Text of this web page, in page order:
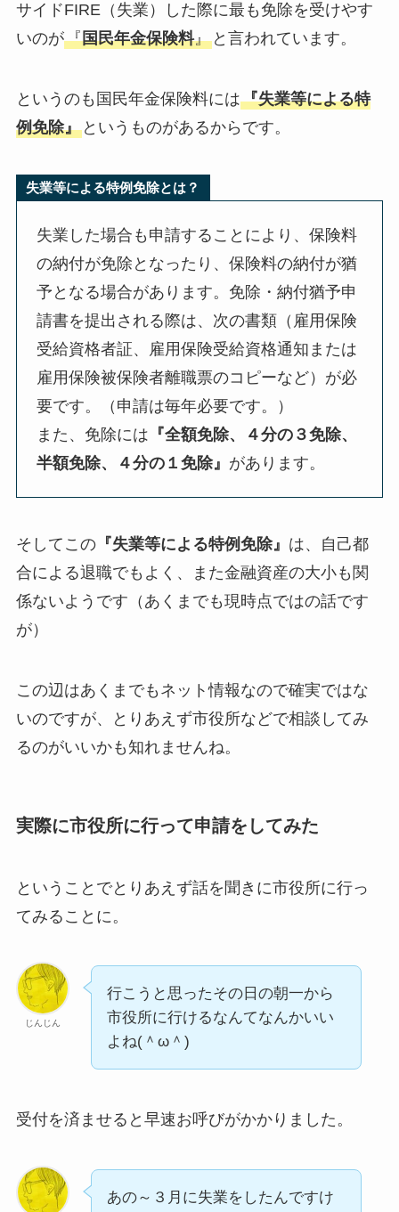
サイドFIRE（失業）した際に最も免除を受けやす
いのが『国民年金保険料』と言われています。
というのも国民年金保険料には『失業等による特
例免除』というものがあるからです。
失業等による特例免除とは？
失業した場合も申請することにより、保険料
の納付が免除となったり、保険料の納付が猶
予となる場合があります。免除・納付猶予申
請書を提出される際は、次の書類（雇用保険
受給資格者証、雇用保険受給資格通知または
雇用保険被保険者離職票のコピーなど）が必
要です。（申請は毎年必要です。）
また、免除には 『全額免除、４分の３免除、
半額免除、４分の１免除』 があります。
そしてこの『失業等による特例免除』 は、自己都
合による退職でもよく、また金融資産の大小も関
係ないようです（あくまでも現時点ではの話です
が）
この辺はあくまでもネット情報なので確実ではな
いのですが、とりあえず市役所などで相談してみ
るのがいいかも知れませんね。
実際に市役所に行って申請をしてみた
ということでとりあえず話を聞きに市役所に行っ
てみることに。
じんじん
行こうと思ったその日の朝一から
市役所に行けるなんてなんかいい
よね(＾ω＾)
受付を済ませると早速お呼びがかかりました。
あの～３月に失業をしたんですけ